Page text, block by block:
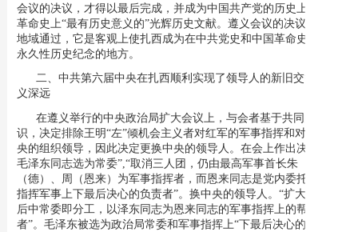
会议的决议，才得以最后完成，并成为中国共产党的历史上和中国
革命史上“最有历史意义的”光辉历史文献。遵义会议的决议在扎西
地域通过，它是客观上使扎西成为在中共党史和中国革命史上留下
永久性历史纪念的地方。
二、中共第六届中央在扎西顺利实现了领导人的新旧交替，意
义深远
在遵义举行的中央政治局扩大会议上，与会者基于共同的认
识，决定排除王明“左”倾机会主义者对红军的军事指挥和对中共中
央的组织领导，因此决定更换中央的领导人。在会上作出决定“把
毛泽东同志选为常委”,“取消三人团，仍由最高军事首长朱
（德）、周（恩来）为军事指挥者，而恩来同志是党内委托的对于
指挥军事上下最后决心的负责者”。换中央的领导人。“扩大会完毕
后中常委即分工，以泽东同志为恩来同志的军事指挥上的帮助
者”。毛泽东被选为政治局常委和军事指挥上“下最后决心的负责者